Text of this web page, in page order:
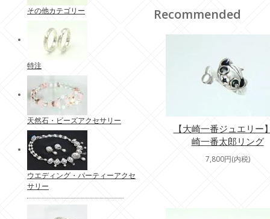
Recommended
【大崎一番ジュエリー
崎一番太郎リング
7,800円(内税)
その他カテゴリー
特注
天然石・ビーズアクセサリー
ウエディング・パーティーアクセ
サリー